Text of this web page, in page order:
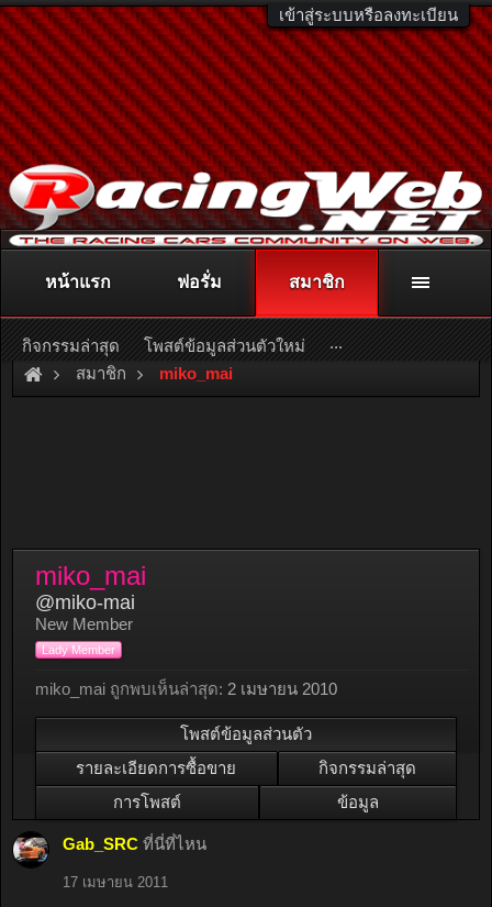
เข้าสู่ระบบหรือลงทะเบียน
ติดต่อลงโฆษณา racingweb@gmail.comหรือโทร. 081-811-1138
หรืออ่านรายละเอียดเพิ่มเติม คลิกที่นี่
สมาชิก miko_mai
miko_mai
@miko-mai
New Member
Lady Member
miko_mai ถูกพบเห็นล่าสุด: 2 เมษายน 2010
โพสต์ข้อมูลส่วนตัว
รายละเอียดการซื้อขาย
กิจกรรมล่าสุด
การโพสต์
ข้อมูล
Gab_SRC ที่นี่ที่ไหน
17 เมษายน 2011
หน้าแรก ฟอรั่ม สมาชิก
กิจกรรมล่าสุด โพสต์ข้อมูลส่วนตัวใหม่ ...